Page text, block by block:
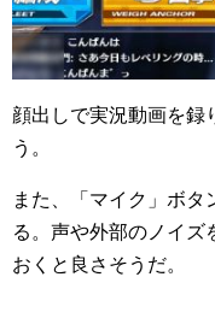
顔出しで実況動画を録
う。
また、「マイク」ボタ
る。声や外部のノイズ
おくと良さそうだ。